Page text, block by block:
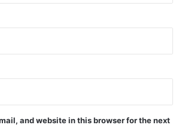
and website in this browser for the next